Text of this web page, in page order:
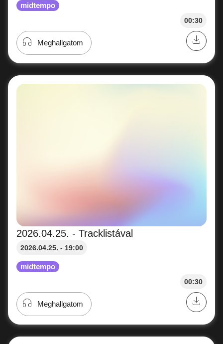
midtempo
00:30
Meghallgatom
2026.04.25. - Tracklistával
2026.04.25. - 19:00
midtempo
00:30
Meghallgatom